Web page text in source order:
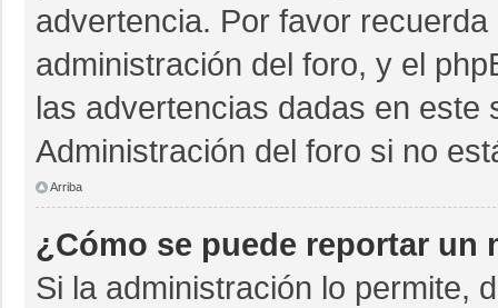
advertencia. Por favor
administración del foro, y el
las advertencias dadas en este
Administración del foro si no
Arriba
¿Cómo se puede reportar un
Si la administración lo permite,